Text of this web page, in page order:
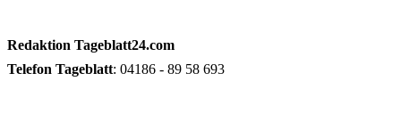
Redaktion Tageblatt24.com
Telefon Tageblatt: 04186 - 89 58 693